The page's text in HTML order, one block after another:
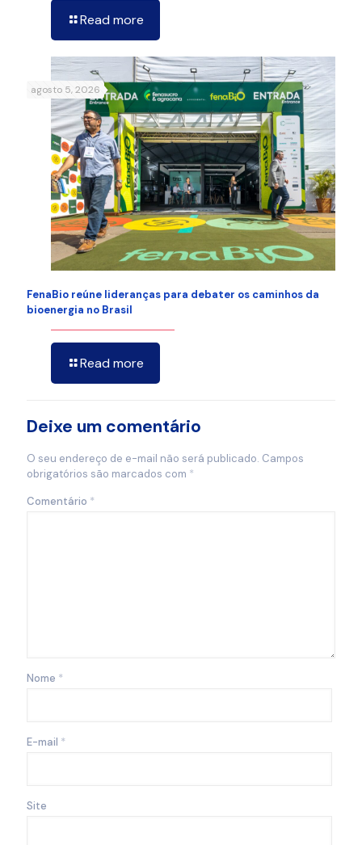
Read more
agosto 5, 2026
FenaBio reúne lideranças para debater os caminhos da
bioenergia no Brasil
Read more
Deixe um comentário
O seu endereço de e-mail não será publicado. Campos
obrigatórios são marcados com *
Comentário *
Nome *
E-mail *
Site